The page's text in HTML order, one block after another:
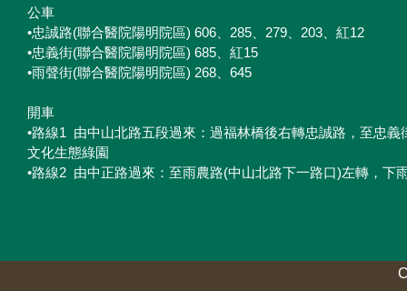
公車
•忠誠路(聯合醫院陽明院區) 606、285、279、203、紅12
•忠義街(聯合醫院陽明院區) 685、紅15
•雨聲街(聯合醫院陽明院區) 268、645
開車
•路線1 由中山北路五段過來：過福林橋後右轉忠誠路，至忠
文化生態綠園
•路線2 由中正路過來：至雨農路(中山北路下一路口)左轉，